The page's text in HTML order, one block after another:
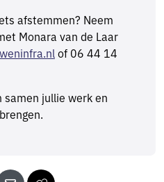
afstemmen? Neem
Monara van de Laar
of 06 44 14
jullie werk en